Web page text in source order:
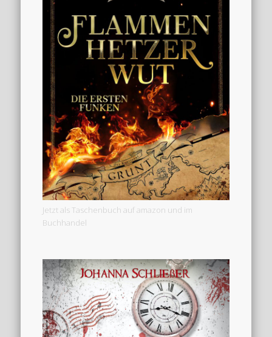
Jetzt als Taschenbuch auf amazon und im
Buchhandel